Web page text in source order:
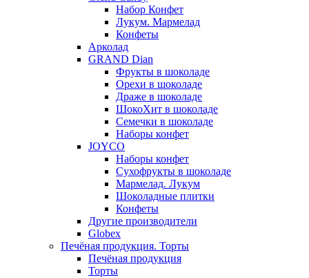
Набор Конфет
Лукум. Мармелад
Конфеты
Арколад
GRAND Dian
Фрукты в шоколаде
Орехи в шоколаде
Драже в шоколаде
ШокоХит в шоколаде
Семечки в шоколаде
Наборы конфет
JOYCO
Наборы конфет
Сухофрукты в шоколаде
Мармелад. Лукум
Шоколадные плитки
Конфеты
Другие производители
Globex
Печёная продукция. Торты
Печёная продукция
Торты